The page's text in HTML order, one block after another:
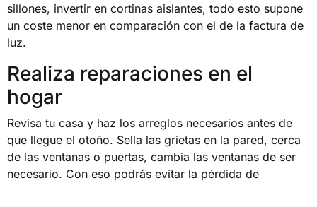
sillones, invertir en cortinas aislantes, todo esto supone
un coste menor en comparación con el de la factura de
luz.
Realiza reparaciones en el
hogar
Revisa tu casa y haz los arreglos necesarios antes de
que llegue el otoño. Sella las grietas en la pared, cerca
de las ventanas o puertas, cambia las ventanas de ser
necesario. Con eso podrás evitar la pérdida de